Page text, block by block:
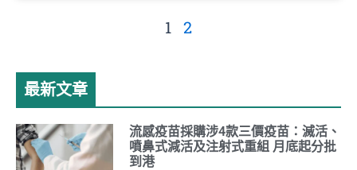
1 2
最新文章
流感疫苗採購涉4款三價疫苗：滅活、
噴鼻式減活及注射式重組 月底起分批
到港